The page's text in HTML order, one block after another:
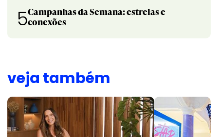
5Campanhas da Semana: estrelas e
conexões
veja também